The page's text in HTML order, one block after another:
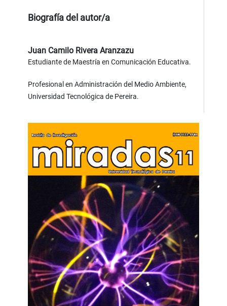
Biografía del autor/a
Juan Camilo Rivera Aranzazu
Estudiante de Maestría en Comunicación Educativa.
Profesional en Administración del Medio Ambiente,
Universidad Tecnológica de Pereira.